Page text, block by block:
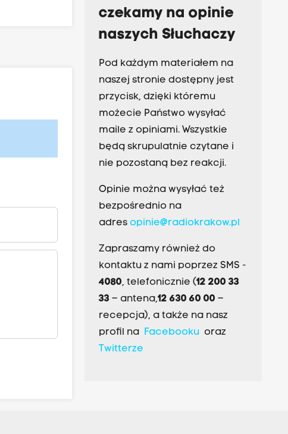
czekamy na opinie
naszych Słuchaczy
Pod każdym materiałem na
naszej stronie dostępny jest
przycisk, dzięki któremu
możecie Państwo wysyłać
maile z opiniami. Wszystkie
będą skrupulatnie czytane i
nie pozostaną bez reakcji.
Opinie można wysyłać też
bezpośrednio na
adres opinie@radiokrakow.pl
Zapraszamy również do
kontaktu z nami poprzez SMS -
4080, telefonicznie (12 200 33
33– antena,12 630 60 00 –
recepcja), a także na nasz
profil na Facebookuoraz
Twitterze